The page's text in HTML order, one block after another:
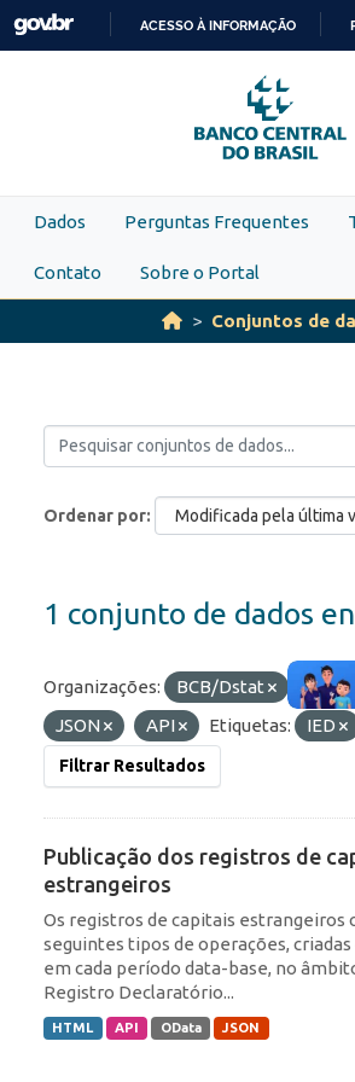
Skip to main content
PARA
O
CONTEÚDO
ACESSO À INFORMAÇÃO
Dados Perguntas Frequentes
Contato Sobre o Portal
Conjuntos de
Ordenar por
1 conjunto de dados
Organizações: BCB/Dstat
JSON
API Etiquetas: IED
Filtrar Resultados
Publicação dos registros de
estrangeiros
Os registros de capitais estrangeiros
seguintes tipos de operações,
em cada período data-base, no
Registro Declaratório...
HTML API OData JSON